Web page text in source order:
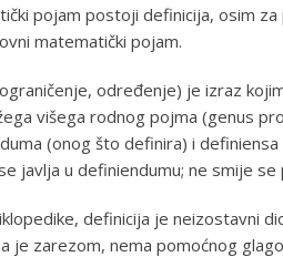
pojam postoji definicija, osim
matematički pojam.
određenje) je izraz
višega rodnog pojma (genus
(onog što definira) i
javlja u definiendumu; ne smije
definicija je neizostavni
je zarezom, nema pomoćnog